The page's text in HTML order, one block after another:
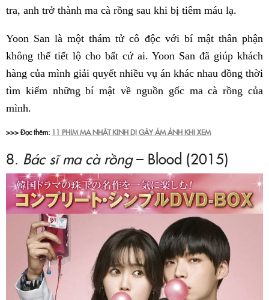
tra, anh trở thành ma cà rồng sau khi bị tiêm máu lạ.
Yoon San là một thám tử cô độc với bí mật thân phận
không thể tiết lộ cho bất cứ ai. Yoon San đã giúp khách
hàng của mình giải quyết nhiều vụ án khác nhau đồng thời
tìm kiếm những bí mật về nguồn gốc ma cà rồng của
mình.
>>> Đọc thêm: 11 PHIM MA NHẬT KINH DỊ GÂY ÁM ẢNH KHI XEM
8. Bác sĩ ma cà rồng– Blood (2015)